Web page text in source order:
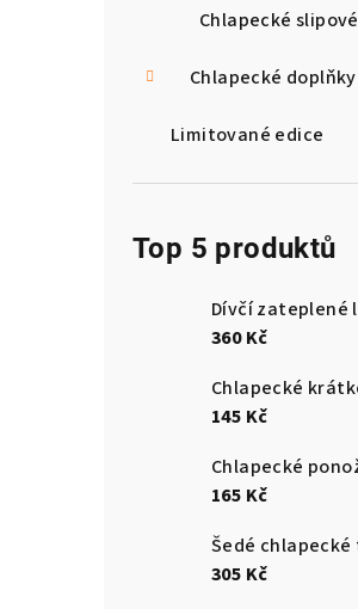
Chlapecké
Chlapecké doplňky
Limitované edice
Top 5 produktů
Dívčí zateplené
360 Kč
145 Kč
165 Kč
Šedé
305 Kč